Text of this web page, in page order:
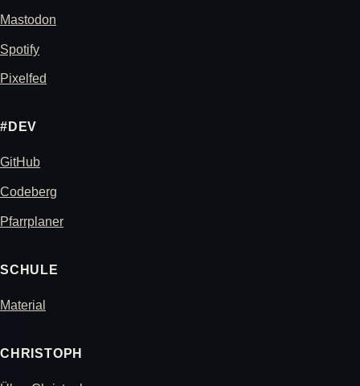
Mastodon
Spotify
Pixelfed
#DEV
GitHub
Codeberg
Pfarrplaner
SCHULE
Material
CHRISTOPH